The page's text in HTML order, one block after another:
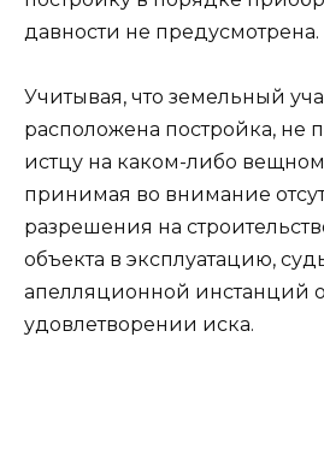
давности не предусмотрена.
Учитывая, что земельный
расположена постройка, не
истцу на каком-либо вещном
принимая во внимание
разрешения на
объекта в эксплуатацию,
апелляционной инстанций
удовлетворении иска.